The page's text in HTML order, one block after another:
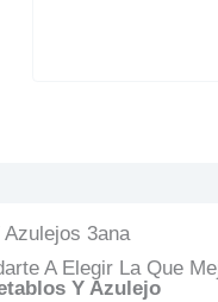
3ana
A Elegir La Que
Y Azulejo